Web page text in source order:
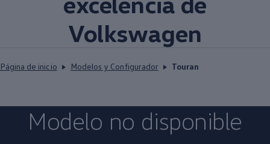
Volkswagen
Página de inicio Modelos y Configurador Touran
Modelo no disponible